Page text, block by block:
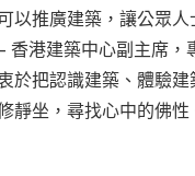
以推廣建築，讓公眾
香港建築中心副主席，
於把認識建築、體驗
靜坐，尋找心中的佛性